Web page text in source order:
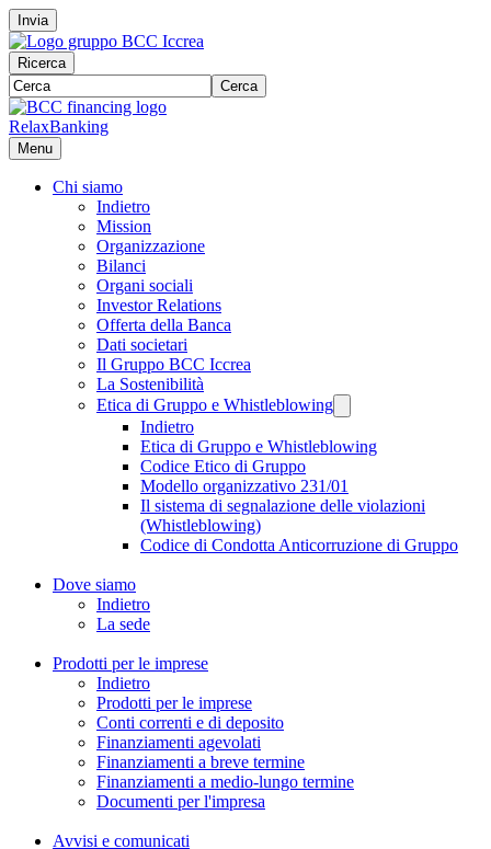
Invia
Ricerca
Cerca
RelaxBanking
Menu
Chi siamo
Indietro
Mission
Organizzazione
Bilanci
Organi sociali
Investor Relations
Offerta della Banca
Dati societari
Il Gruppo BCC Iccrea
La Sostenibilità
Etica di Gruppo e Whistleblowing
Indietro
Etica di Gruppo e Whistleblowing
Codice Etico di Gruppo
Modello organizzativo 231/01
Il sistema di segnalazione delle violazioni
(Whistleblowing)
Codice di Condotta Anticorruzione di Gruppo
Dove siamo
Indietro
La sede
Prodotti per le imprese
Indietro
Prodotti per le imprese
Conti correnti e di deposito
Finanziamenti agevolati
Finanziamenti a breve termine
Finanziamenti a medio-lungo termine
Documenti per l'impresa
Avvisi e comunicati